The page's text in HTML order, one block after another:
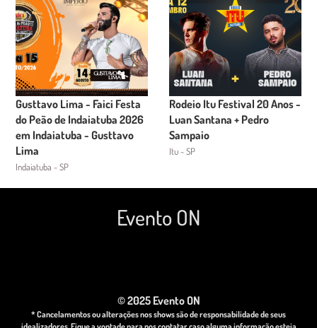
Gusttavo Lima - Faici Festa
do Peão de Indaiatuba 2026
em Indaiatuba - Gusttavo
Lima
Indaiatuba - SP
Rodeio Itu Festival 20 Anos -
Luan Santana + Pedro
Sampaio
Itu - SP
Evento ON
© 2025 Evento ON
* Cancelamentos ou alterações nos shows são de responsabilidade de seus